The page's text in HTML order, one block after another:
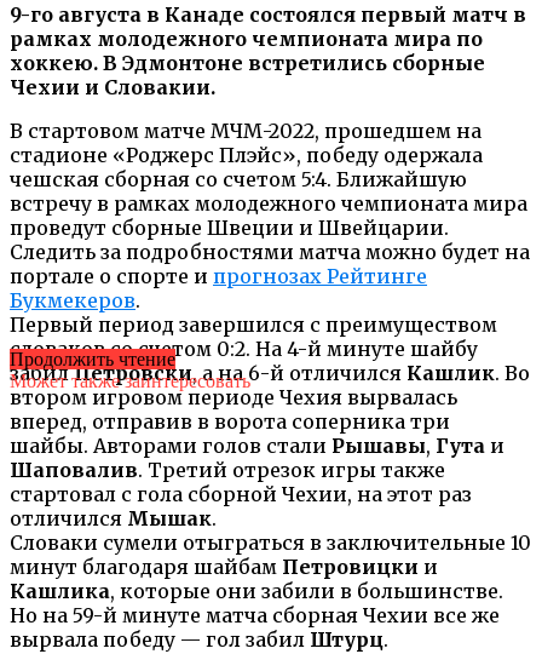
9-го августа в Канаде состоялся первый матч в
рамках молодежного чемпионата мира по
хоккею. В Эдмонтоне встретились сборные
Чехии и Словакии.
В стартовом матче МЧМ-2022, прошедшем на
стадионе «Роджерс Плэйс», победу одержала
чешская сборная со счетом 5:4. Ближайшую
встречу в рамках молодежного чемпионата мира
проведут сборные Швеции и Швейцарии.
Следить за подробностями матча можно будет на
портале о спорте и прогнозах Рейтинге
Букмекеров.
Первый период завершился с преимуществом
словаков со счетом 0:2. На 4-й минуте шайбу
забилПетровски, а на 6-й отличился Кашлик. Во
втором игровом периоде Чехия вырвалась
вперед, отправив в ворота соперника три
шайбы. Авторами голов стали Рышавы, Гута и
Шаповалив. Третий отрезок игры также
стартовал с гола сборной Чехии, на этот раз
отличился Мышак.
Словаки сумели отыграться в заключительные 10
минут благодаря шайбам Петровицки и
Кашлика, которые они забили в большинстве.
Но на 59-й минуте матча сборная Чехии все же
вырвала победу — гол забил Штурц.
Продолжить чтение
Может также заинтересовать